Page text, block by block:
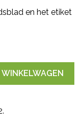
en het etiket
WINKELWAGEN